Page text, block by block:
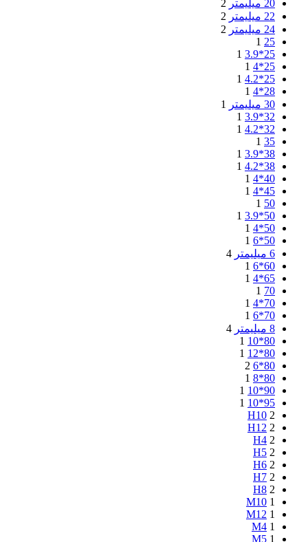
20 میلیمتر
2
22 میلیمتر
2
24 میلیمتر
2
25
1
25*3.9
1
25*4
1
25*4.2
1
28*4
1
30 میلیمتر
1
32*3.9
1
32*4.2
1
35
1
38*3.9
1
38*4.2
1
40*4
1
45*4
1
50
1
50*3.9
1
50*4
1
50*6
1
6 میلیمتر
4
60*6
1
65*4
1
70
1
70*4
1
70*6
1
8 میلیمتر
4
80*10
1
80*12
1
80*6
2
80*8
1
90*10
1
95*10
1
H10 2
H12 2
H4 2
H5 2
H6 2
H7 2
H8 2
M10 1
M12 1
M4 1
M5 1